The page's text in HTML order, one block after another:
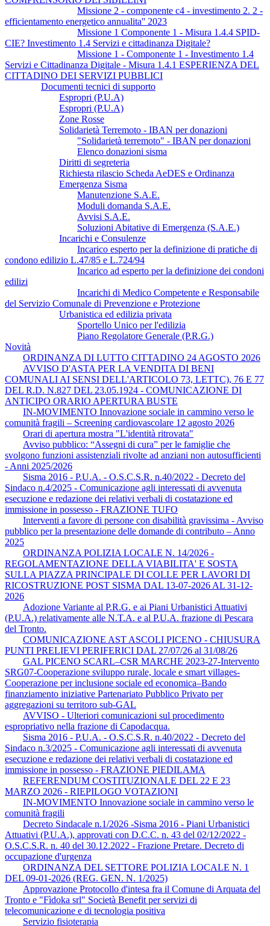
Missione 2 - componente c4 - investimento 2. 2 -
efficientamento energetico annualita'' 2023
Missione 1 Componente 1 - Misura 1.4.4 SPID-
CIE? Investimento 1.4 Servizi e cittadinanza Digitale?
Missione 1 - Componente 1 - Investimento 1.4
Servizi e Cittadinanza Digitale - Misura 1.4.1 ESPERIENZA DEL
CITTADINO DEI SERVIZI PUBBLICI
Documenti tecnici di supporto
Espropri (P.U.A)
Espropri (P.U.A)
Zone Rosse
Solidarietà Terremoto - IBAN per donazioni
"Solidarietà terremoto" - IBAN per donazioni
Elenco donazioni sisma
Diritti di segreteria
Richiesta rilascio Scheda AeDES e Ordinanza
Emergenza Sisma
Manutenzione S.A.E.
Moduli domanda S.A.E.
Avvisi S.A.E.
Soluzioni Abitative di Emergenza (S.A.E.)
Incarichi e Consulenze
Incarico esperto per la definizione di pratiche di
condono edilizio L.47/85 e L.724/94
Incarico ad esperto per la definizione dei condoni
edilizi
Incarichi di Medico Competente e Responsabile
del Servizio Comunale di Prevenzione e Protezione
Urbanistica ed edilizia privata
Sportello Unico per l'edilizia
Piano Regolatore Generale (P.R.G.)
Novità
ORDINANZA DI LUTTO CITTADINO 24 AGOSTO 2026
AVVISO D'ASTA PER LA VENDITA DI BENI
COMUNALI AI SENSI DELL'ARTICOLO 73, LETTC), 76 E 77
DEL R.D. N.827 DEL 23.05.1924 - COMUNICAZIONE DI
ANTICIPO ORARIO APERTURA BUSTE
IN-MOVIMENTO Innovazione sociale in cammino verso le
comunità fragili – Screening cardiovascolare 12 agosto 2026
Orari di apertura mostra "L'identità ritrovata"
Avviso pubblico: “Assegni di cura” per le famiglie che
svolgono funzioni assistenziali rivolte ad anziani non autosufficienti
- Anni 2025/2026
Sisma 2016 - P.U.A. - O.S.C.S.R. n.40/2022 - Decreto del
Sindaco n.4/2025 - Comunicazione agli interessati di avvenuta
esecuzione e redazione dei relativi verbali di costatazione ed
immissione in possesso - FRAZIONE TUFO
Interventi a favore di persone con disabilità gravissima - Avviso
pubblico per la presentazione delle domande di contributo – Anno
2025
ORDINANZA POLIZIA LOCALE N. 14/2026 -
REGOLAMENTAZIONE DELLA VIABILITA' E SOSTA
SULLA PIAZZA PRINCIPALE DI COLLE PER LAVORI DI
RICOSTRUZIONE POST SISMA DAL 13-07-2026 AL 31-12-
2026
Adozione Variante al P.R.G. e ai Piani Urbanistici Attuativi
(P.U.A.) relativamente alle N.T.A. e al P.U.A. frazione di Pescara
del Tronto.
COMUNICAZIONE AST ASCOLI PICENO - CHIUSURA
PUNTI PRELIEVI PERIFERICI DAL 27/07/26 al 31/08/26
GAL PICENO SCARL–CSR MARCHE 2023-27-Intervento
SRG07-Cooperazione sviluppo rurale, locale e smart villages-
Cooperazione per inclusione sociale ed economica–Bando
finanziamento iniziative Partenariato Pubblico Privato per
aggregazioni su territoro sub-GAL
AVVISO - Ulteriori comunicazioni sul procedimento
espropriativo nella frazione di Capodacqua.
Sisma 2016 - P.U.A. - O.S.C.S.R. n.40/2022 - Decreto del
Sindaco n.3/2025 - Comunicazione agli interessati di avvenuta
esecuzione e redazione dei relativi verbali di costatazione ed
immissione in possesso - FRAZIONE PIEDILAMA
REFERENDUM COSTITUZIONALE DEL 22 E 23
MARZO 2026 - RIEPILOGO VOTAZIONI
IN-MOVIMENTO Innovazione sociale in cammino verso le
comunità fragili
Decreto Sindacale n.1/2026 -Sisma 2016 - Piani Urbanistici
Attuativi (P.U.A.), approvati con D.C.C. n. 43 del 02/12/2022 -
O.S.C.S.R. n. 40 del 30.12.2022 - Frazione Pretare. Decreto di
occupazione d'urgenza
ORDINANZA DEL SETTORE POLIZIA LOCALE N. 1
DEL 09-01-2026 (REG. GEN. N. 1/2025)
Approvazione Protocollo d'intesa fra il Comune di Arquata del
Tronto e "Fìdoka srl" Società Benefit per servizi di
telecomunicazione e di tecnologia positiva
Servizio fisioterapia